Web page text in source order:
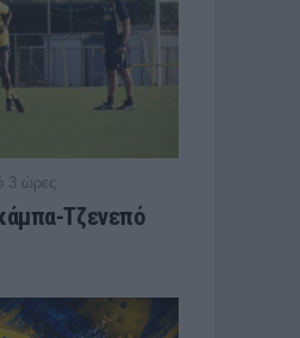
3 ώρες
Τζενεπό